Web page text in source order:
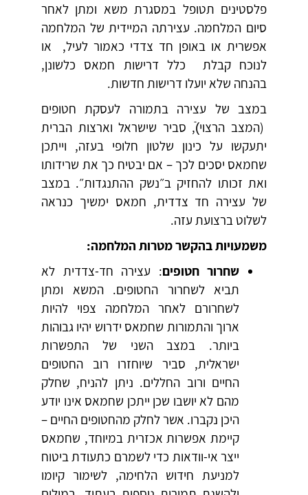
פלסטינים תטופל במסגרת משא ומתן לאחר
סיום המלחמה. עצירתה המיידית של המלחמה
אפשרית או באופן חד צדדי כאמור לעיל, או
לנוכח קבלת כלל דרישות חמאס כלשונן,
בהנחה שלא יועלו דרישות חדשות.
במצב של עצירה בתמורה לעסקת חטופים
(המצב הרצוי)ֿ, סביר שישראל וארצות הברית
יתעקשו על כינון שלטון חלופי בעזה, וייתכן
שחמאס יסכים לכך – אם יבטיח כך את שרידותו
ואת זכותו להחזיק ב״נשק ההתנגדות״. במצב
של עצירה חד צדדית, חמאס ימשיך כנראה
לשלוט ברצועת עזה.
משמעויות בהקשר מטרות המלחמה:
שחרור חטופים: עצירה חד-צדדית לא
תביא לשחרור החטופים. המשא ומתן
לשחרורם לאחר המלחמה צפוי להיות
ארוך והתמורות שחמאס ידרוש יהיו גבוהות
ביותר. במצב השני של התפשרות
ישראלית, סביר שיוחזרו רוב החטופים
החיים ורוב החללים. ניתן להניח, שחלק
מהם לא יושבו שכן ייתכן שחמאס אינו יודע
היכן נקברו. אשר לחלק מהחטופים החיים –
קיימת אפשרות אכזרית במיוחד, שחמאס
ייצר אי-וודאות כדי לשמרם כתעודת ביטוח
למניעת חידוש הלחימה, לשימור קיומו